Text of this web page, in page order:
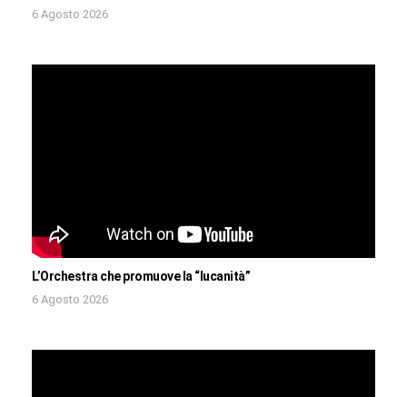
6 Agosto 2026
L’Orchestra che promuove la “lucanità”
6 Agosto 2026